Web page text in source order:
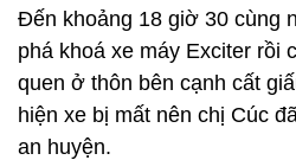
Đến khoảng 18 giờ 30 cùng
phá khoá xe máy Exciter rồi
quen ở thôn bên cạnh cất
hiện xe bị mất nên chị Cúc
an huyện.